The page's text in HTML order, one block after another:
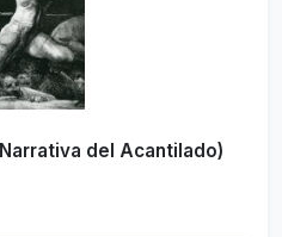
del Acantilado)